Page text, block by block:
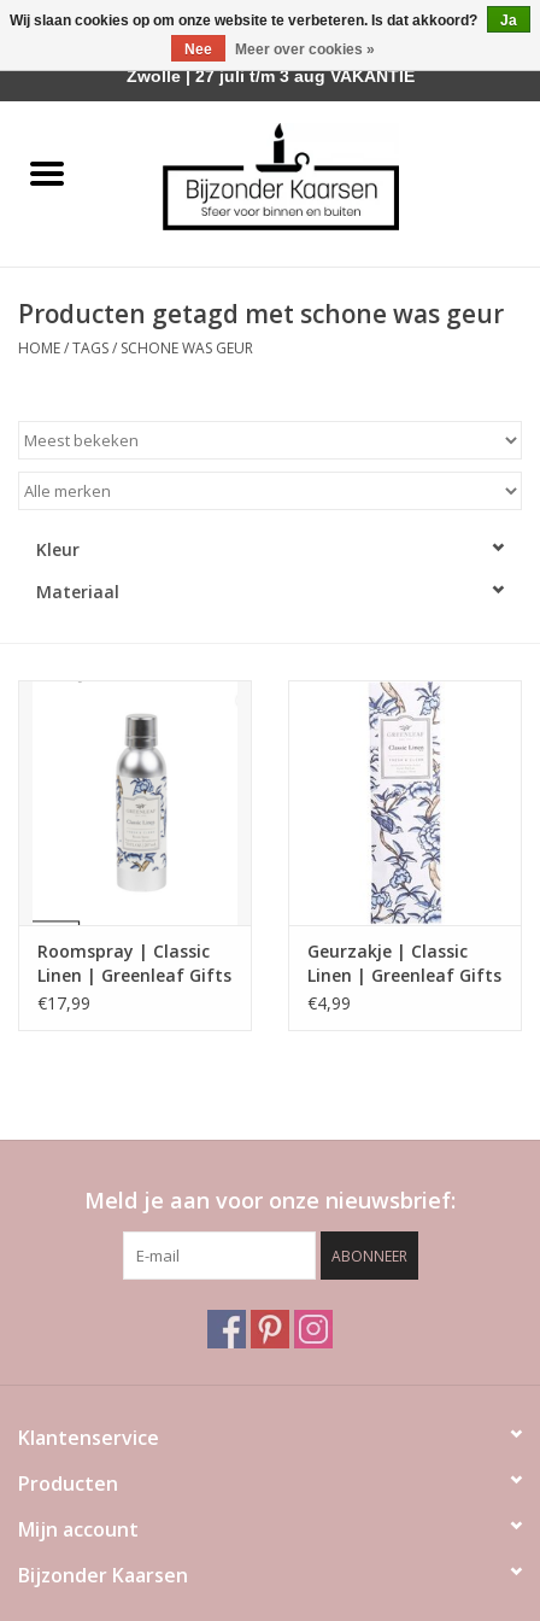
Räder Design Stories
Geurkaarsen
LED Kaarsen
Relatiegeschenken & Bedankjes
Huisparfums
Blog
Merken
Producten getagd met schone was geur
HOME/TAGS/ SCHONE WAS GEUR
Kleur
Materiaal
Roomspray | Classic
Linen | Greenleaf Gifts
€17,99
Geurzakje | Classic
Linen | Greenleaf Gifts
€4,99
Meld je aan voor onze nieuwsbrief:
ABONNEER
Klantenservice
Producten
Mijn account
Bijzonder Kaarsen
Wij slaan cookies op om onze website te verbeteren. Is dat akkoord?
Ja
Nee
Meer over cookies »
Afhalen is mogelijk bij mijn winkel Trotz | Belvederelaan 107
Zwolle | 27 juli t/m 3 aug VAKANTIE